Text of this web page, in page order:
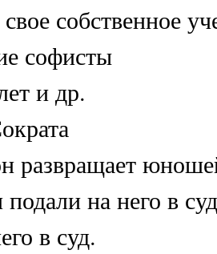
собственное
софисты
и др.
развращает
подали на него в суд
в суд.